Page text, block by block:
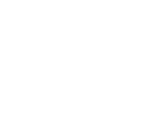
Copyright © 2026 KATARÍNA S.
This website uses cookies to
assume you're ok with this, but you